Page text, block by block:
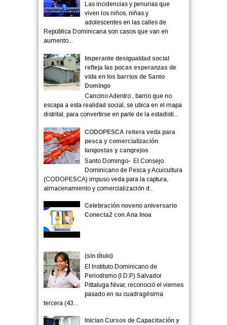
Las incidencias y penurias que
viven los niños, niñas y
adolescentes en las calles de
República Dominicana son casos que van en
aumento...
Imperante desigualdad social
refleja las pocas esperanzas de
vida en los barrios de Santo
Domingo
Cancino Adentro , barrio que no
escapa a esta realidad social, se ubica en el mapa
distrital, para convertirse en parte de la estadísti...
CODOPESCA reitera veda para
pesca y comercialización
langostas y cangrejos
Santo Domingo- El Consejo
Dominicano de Pesca y Acuicultura
(CODOPESCA) impuso veda para la captura,
almacenamiento y comercialización d...
Celebración noveno aniversario
Conecta2 con Ana Inoa
(sin título)
El Instituto Dominicano de
Periodismo (I.D.P) Salvador
Pittaluga Nivar, reconoció el viernes
pasado en su cuadragésima
tercera (43...
Inician Cursos de Capacitación y